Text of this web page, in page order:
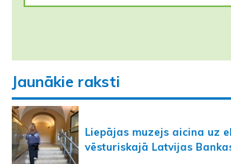
Jaunākie raksti
Liepājas muzejs aicina uz
vēsturiskajā Latvijas